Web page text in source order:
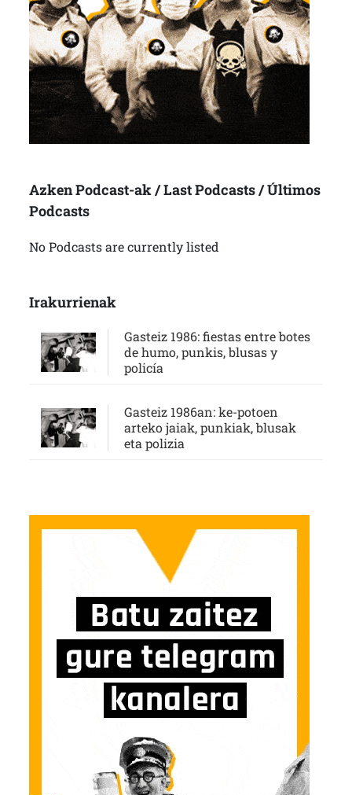
Azken Podcast-ak / Last Podcasts / Últimos
Podcasts
No Podcasts are currently listed
Irakurrienak
Gasteiz 1986: fiestas entre botes
de humo, punkis, blusas y
policía
Gasteiz 1986an: ke-potoen
arteko jaiak, punkiak, blusak
eta polizia